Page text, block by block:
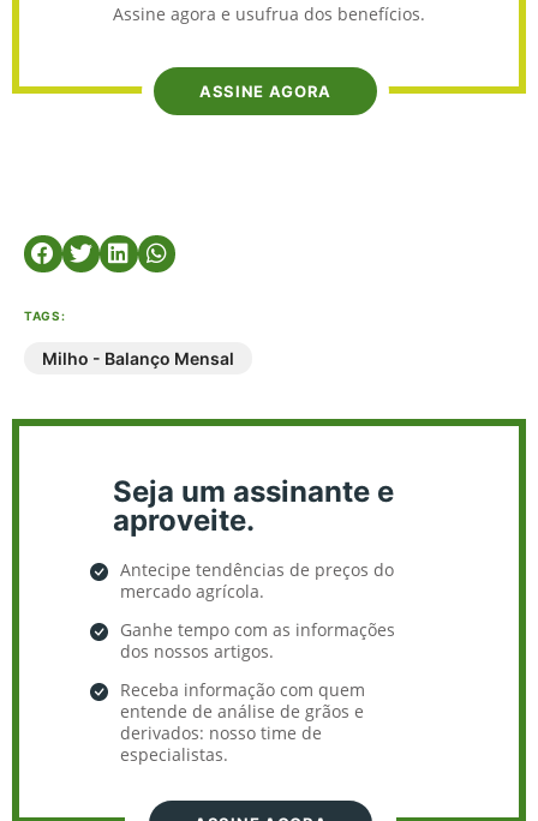
Assine agora e usufrua dos benefícios.
ASSINE AGORA
TAGS:
Milho - Balanço Mensal
Seja um assinante e
aproveite.
Antecipe tendências de preços do
mercado agrícola.
Ganhe tempo com as informações
dos nossos artigos.
Receba informação com quem
entende de análise de grãos e
derivados: nosso time de
especialistas.